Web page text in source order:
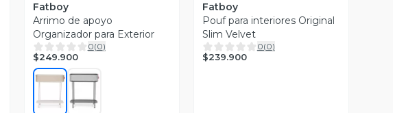
Fatboy
Arrimo de apoyo
Organizador para Exterior
0(0)
$249.900
Fatboy
Pouf para interiores Original
Slim Velvet
0(0)
$239.900